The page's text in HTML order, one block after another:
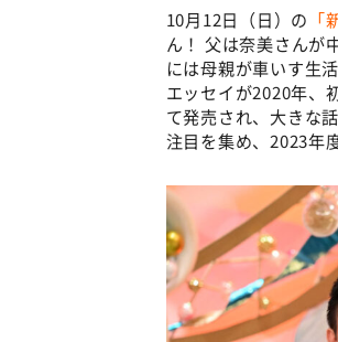
10月12日（日）の
ん！ 父は奈美さんが
には母親が車いす生
エッセイが2020年、
て発売され、大きな
注目を集め、2023年